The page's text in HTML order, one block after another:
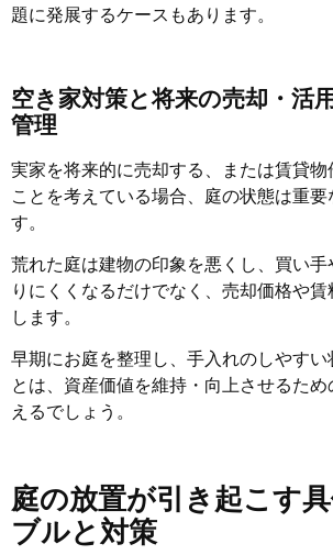
題に発展するケースもあります。
空き家対策と将来の売却・活
管理
実家を将来的に売却する、または賃貸物
ことを考えている場合、庭の状態は重要
す。
荒れた庭は建物の印象を悪くし、買い
りにくくなるだけでなく、売却価格や
します。
早期にお庭を整理し、手入れのしやすい
とは、資産価値を維持・向上させるた
えるでしょう。
庭の放置が引き起こす
ブルと対策